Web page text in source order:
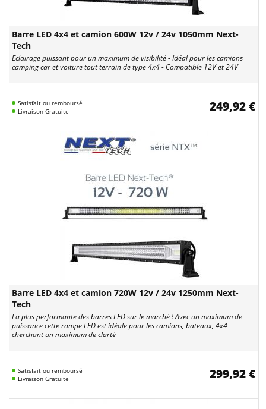
Barre LED 4x4 et camion 600W 12v / 24v 1050mm Next-
Tech
Eclairage puissant pour un maximum de visibilité - Idéal pour les camions
camping car et voiture tout terrain de type 4x4 - Compatible 12V et 24V
Satisfait ou remboursé
Livraison Gratuite
249,92 €
Barre LED 4x4 et camion 720W 12v / 24v 1250mm Next-
Tech
La plus performante des barres LED sur le marché ! Avec un maximum de
puissance cette rampe LED est idéale pour les camions, bateaux, 4x4
cherchant un maximum de clarté
Satisfait ou remboursé
Livraison Gratuite
299,92 €